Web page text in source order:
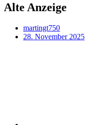
Alte Anzeige
martingt750
28. November 2025